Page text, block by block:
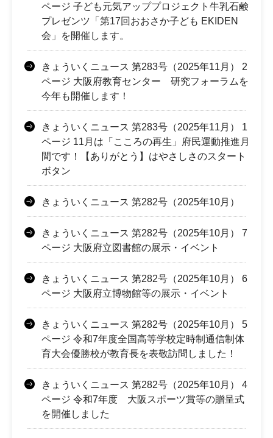
ページ 子ども元気アッププロジェクト牛乳石鹸
プレゼンツ「第17回おおさか子ども EKIDEN
会」を開催します。
きょういくニュース 第283号（2025年11月） 2
ページ 大阪府教育センター 研究フォーラムを
今年も開催します！
きょういくニュース 第283号（2025年11月） 1
ページ 11月は「こころの再生」府民運動推進月
間です！【ありがとう】はやさしさのスタート
ボタン
きょういくニュース 第282号（2025年10月）
きょういくニュース 第282号（2025年10月） 7
ページ 大阪府立図書館の展示・イベント
きょういくニュース 第282号（2025年10月） 6
ページ 大阪府立博物館等の展示・イベント
きょういくニュース 第282号（2025年10月） 5
ページ 令和7年度全国高等学校定時制通信制体
育大会優勝校が教育長を表敬訪問しました！
きょういくニュース 第282号（2025年10月） 4
ページ 令和7年度 大阪スポーツ賞等の贈呈式
を開催しました